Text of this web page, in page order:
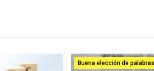
Buena elección de palabras